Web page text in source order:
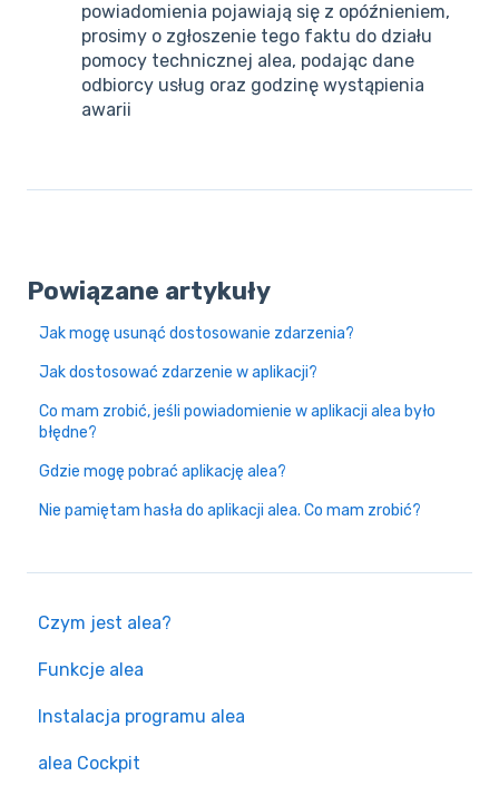
powiadomienia pojawiają się z opóźnieniem,
prosimy o zgłoszenie tego faktu do działu
pomocy technicznej alea, podając dane
odbiorcy usług oraz godzinę wystąpienia
awarii
Czym jest alea?
Funkcje alea
Instalacja programu alea
alea Cockpit
Powiązane artykuły
Jak mogę usunąć dostosowanie zdarzenia?
Jak dostosować zdarzenie w aplikacji?
Co mam zrobić, jeśli powiadomienie w aplikacji alea było
błędne?
Gdzie mogę pobrać aplikację alea?
Nie pamiętam hasła do aplikacji alea. Co mam zrobić?